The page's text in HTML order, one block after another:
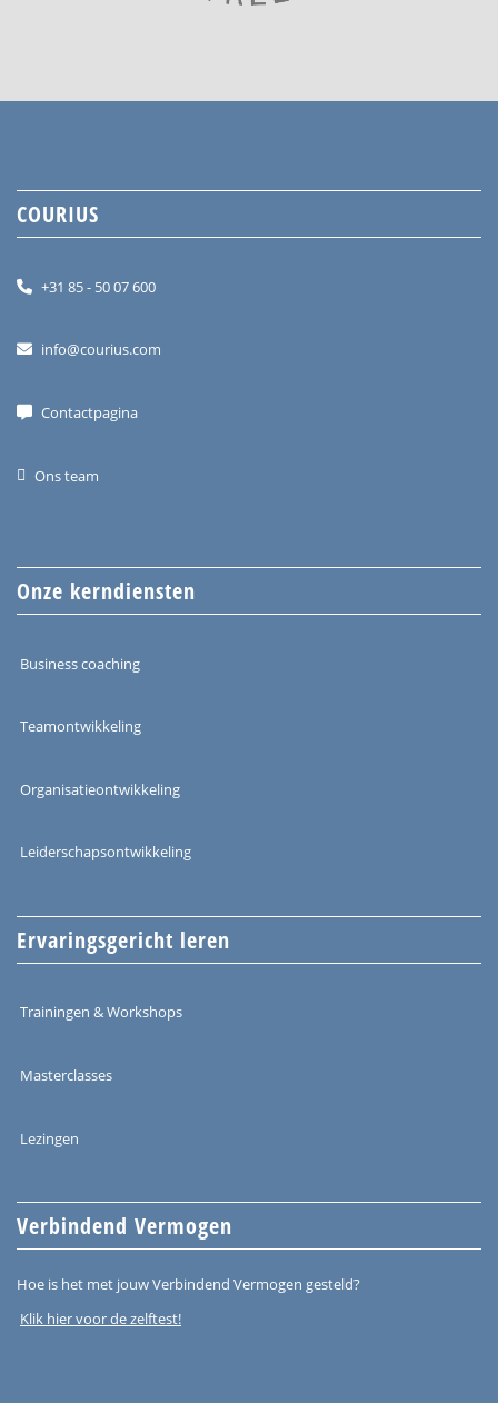
COURIUS
+31 85 - 50 07 600
info@courius.com
Contactpagina
Ons team
Onze kerndiensten
Business coaching
Teamontwikkeling
Organisatieontwikkeling
Leiderschapsontwikkeling
Ervaringsgericht leren
Trainingen & Workshops
Masterclasses
Lezingen
Verbindend Vermogen
Hoe is het met jouw Verbindend Vermogen gesteld?
Klik hier voor de zelftest!